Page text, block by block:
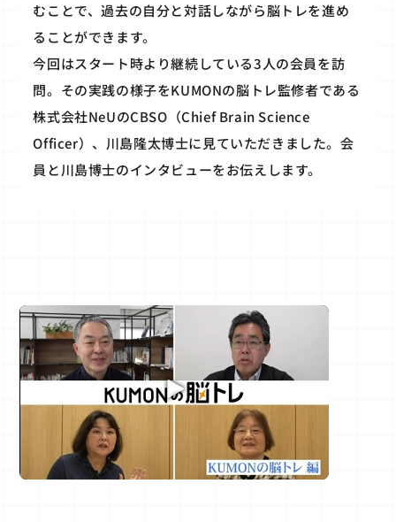
むことで、過去の自分と対話しながら脳トレを進め
ることができます。
今回はスタート時より継続している3人の会員を訪
問。その実践の様子をKUMONの脳トレ監修者である
株式会社NeUのCBSO（Chief Brain Science
Officer）、川島隆太博士に見ていただきました。会
員と川島博士のインタビューをお伝えします。